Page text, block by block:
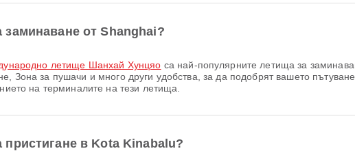
от Shanghai?
летище Шанхай Хунцяо са най-популярните летища за
Зона за пушачи и много други удобства, за да подобрят вашето
на терминалите на тези летища.
в Kota Kinabalu?